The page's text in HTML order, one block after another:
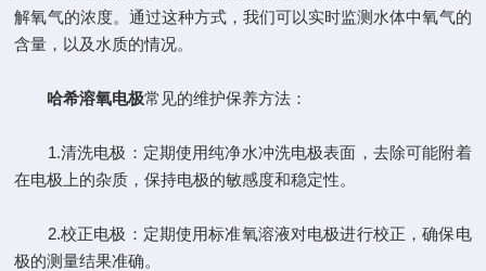
解氧气的浓度。通过这种方式，我们可以实时监测水体中氧气的
含量，以及水质的情况。
哈希溶氧电极常见的维护保养方法：
1.清洗电极：定期使用纯净水冲洗电极表面，去除可能附着
在电极上的杂质，保持电极的敏感度和稳定性。
2.校正电极：定期使用标准氧溶液对电极进行校正，确保电
极的测量结果准确。